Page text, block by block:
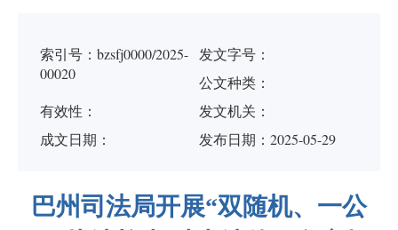
索引号：bzsfj0000/2025-
00020
发文字号：
公文种类：
有效性：
发文机关：
成文日期：
发布日期：2025-05-29
巴州司法局开展“双随机、一公